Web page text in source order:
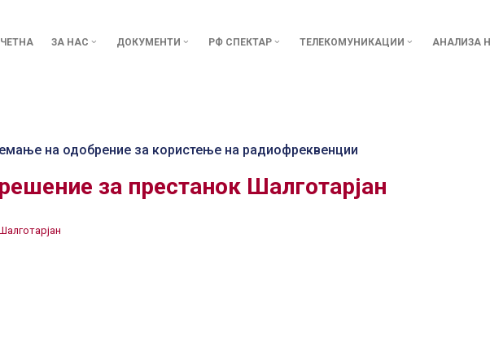
ЗА НАС ДОКУМЕНТИ РФ СПЕКТАР ТЕЛЕКОМУНИКАЦИИ АНАЛИЗА
на одобрение за користење на радиофреквенции
за престанок Шалготарјан